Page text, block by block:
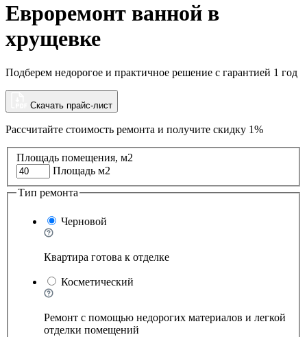
Евроремонт ванной в
хрущевке
Подберем недорогое и практичное решение с гарантией 1 год
Скачать прайс-лист
Рассчитайте стоимость ремонта и получите скидку 1%
Площадь помещения, м2
Площадь м2
Тип ремонта
Черновой
Квартира готова к отделке
Косметический
Ремонт с помощью недорогих материалов и легкой
отделки помещений